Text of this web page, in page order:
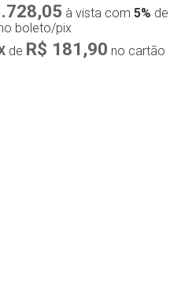
à vista com5% de
boleto/pix
de R$ 181,90 no cartão